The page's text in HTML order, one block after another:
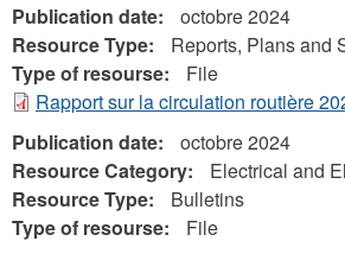
Publication date:
octobre 2024
Resource Type:
Reports, Plans and
Type of resourse:
File
Rapport sur la circulation routière
Publication date:
octobre 2024
Resource Category:
Electrical and
Resource Type:
Bulletins
Type of resourse:
File